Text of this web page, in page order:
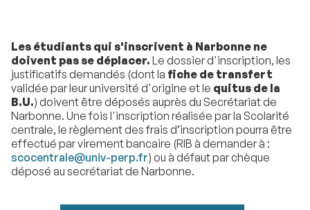
Les étudiants qui s'inscrivent à Narbonne ne
doivent pas se déplacer. Le dossier d'inscription, les
justificatifs demandés (dont la fiche de transfert
validée par leur université d'origine et le quitus de la
B.U.) doivent être déposés auprès du Secrétariat de
Narbonne. Une fois l'inscription réalisée par la Scolarité
centrale, le règlement des frais d’inscription pourra être
effectué par virement bancaire (RIB à demander à :
scocentrale@univ-perp.fr) ou à défaut par chèque
déposé au secrétariat de Narbonne.